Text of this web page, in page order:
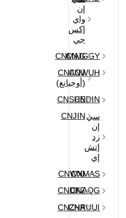
إن
واي
إكس
جي
CNJGGY
CNMAG
CNWUH
CNAOJ
(أوجيانغ)
CNDIN
CNSHE
سي
إن
زد
إتش
إي
CNJIN
CNMAS
CNWXI
CNAQG
CNDKZ
CNRUUI
CNZHA